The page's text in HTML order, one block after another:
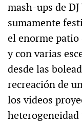
mash-ups de
sumamente
el enorme
y con varias
desde las
recreación de
los videos
heterogeneidad